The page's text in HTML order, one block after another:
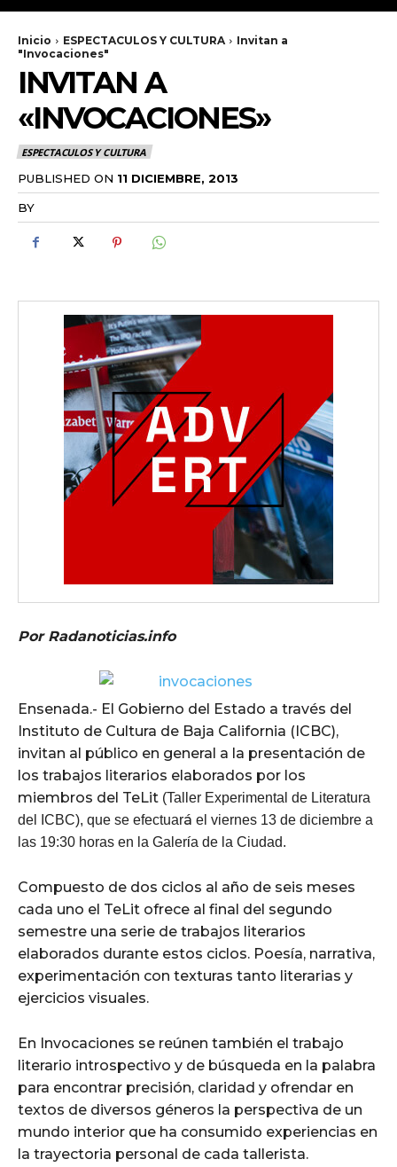
Inicio ESPECTACULOS Y CULTURA
Invitan a
"Invocaciones"
INVITAN A
«INVOCACIONES»
ESPECTACULOS Y CULTURA
PUBLISHED ON 11 DICIEMBRE, 2013
BY
Por Radanoticias.info
Ensenada.- El Gobierno del Estado a través del
Instituto de Cultura de Baja California (ICBC),
invitan al público en general a la presentación de
los trabajos literarios elaborados por los
miembros del TeLit (Taller Experimental de Literatura
del ICBC), que se efectuará el viernes 13 de diciembre a
las 19:30 horas en la Galería de la Ciudad.
Compuesto de dos ciclos al año de seis meses
cada uno el TeLit ofrece al final del segundo
semestre una serie de trabajos literarios
elaborados durante estos ciclos. Poesía, narrativa,
experimentación con texturas tanto literarias y
ejercicios visuales.
En Invocaciones se reúnen también el trabajo
literario introspectivo y de búsqueda en la palabra
para encontrar precisión, claridad y ofrendar en
textos de diversos géneros la perspectiva de un
mundo interior que ha consumido experiencias en
la trayectoria personal de cada tallerista.